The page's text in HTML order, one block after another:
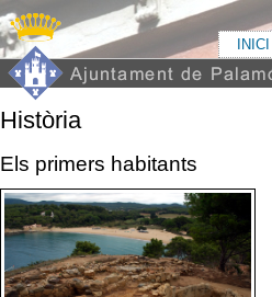
INICI
Història
Els primers habitants